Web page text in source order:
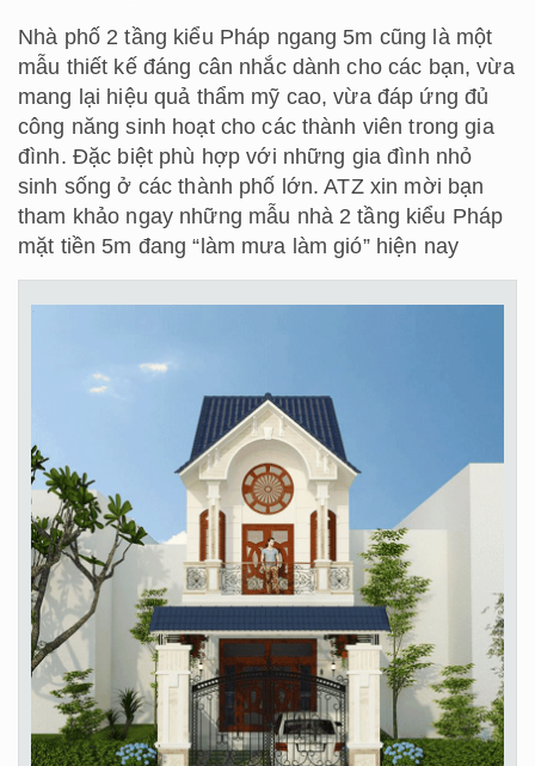
Nhà phố 2 tầng kiểu Pháp ngang 5m cũng là một
mẫu thiết kế đáng cân nhắc dành cho các bạn, vừa
mang lại hiệu quả thẩm mỹ cao, vừa đáp ứng đủ
công năng sinh hoạt cho các thành viên trong gia
đình. Đặc biệt phù hợp với những gia đình nhỏ
sinh sống ở các thành phố lớn. ATZ xin mời bạn
tham khảo ngay những mẫu nhà 2 tầng kiểu Pháp
mặt tiền 5m đang “làm mưa làm gió” hiện nay